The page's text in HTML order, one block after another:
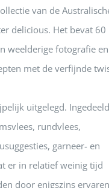
van de
delicious. Het bevat 60
weelderige fotografie en
met de verfijnde
uitgelegd.
rundvlees,
garneer- en
er in relatief weinig tijd
door enigszins ervaren